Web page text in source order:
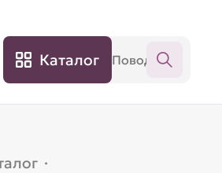
Каталог
·